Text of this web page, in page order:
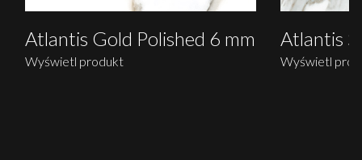
Atlantis Gold Polished 6 mm
Wyświetl produkt
Atlantis
Wyświetl